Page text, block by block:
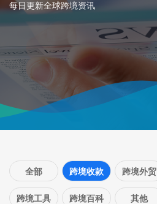
每日更新全球跨境资讯
全部 跨境收款 跨境外贸
跨境工具 跨境百科 其他